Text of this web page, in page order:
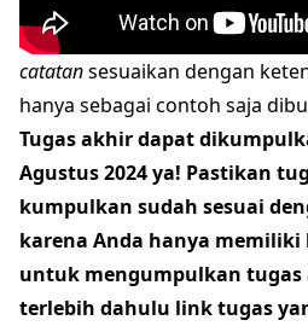
catatansesuaikan dengan
hanya sebagai contoh saja
Tugas akhir dapat
Agustus 2024 ya! Pastikan
kumpulkan sudah sesuai
karena Anda hanya memiliki
untuk mengumpulkan tugas
terlebih dahulu link tugas